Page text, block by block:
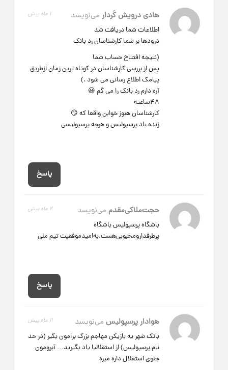
هادی درویش کَردار می‌نویسد 1 ماه پیش
اطلاعات شما دریافت شد
درودها بر شما کارشناسان رد بانک
(نتیجه افتتاح حساب شما
پس از بررسی کارشناسان در کوتاه ترین زمان ازطریق
پیامک اطلاع رسانی می شود .)
آره دارم رد بانک را می گم 😃
48ساعته
کارشناسان هنوز خوابن واقعا که 😏
زنده باد پرسپولیس و هرچه پرسپولیسی
پاسخ
حجت‌ملاکی‌مقدم می‌نویسد 2 ماه پیش
باشگاه پرسپولیس باشگاه
پرطرفدارومحبوبی‌هست.به‌امیدموفقیت تیم ملی
پاسخ
هوادار پرسپولیس می‌نویسد 11 ماه پیش
بانک شهر یه بازیکن مهاجم بزرگ برامون بگیر (در حد
نام پرسپولیس) از استقلالیا یاد بگیرید… آبرومون
جلوی استقلال داره میره